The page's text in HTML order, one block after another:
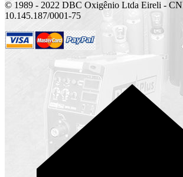
© 1989 - 2022 DBC Oxigênio Ltda Eireli -
10.145.187/0001-75